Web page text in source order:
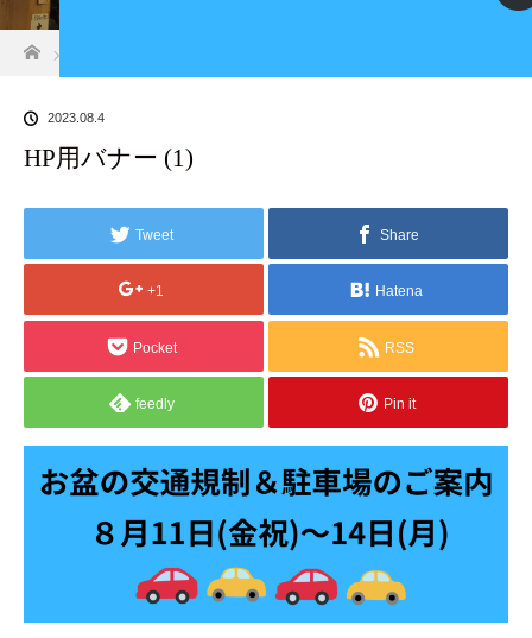
2023.08.4
HP用バナー (1)
Tweet Share
+1 Hatena
Pocket RSS
feedly Pin it